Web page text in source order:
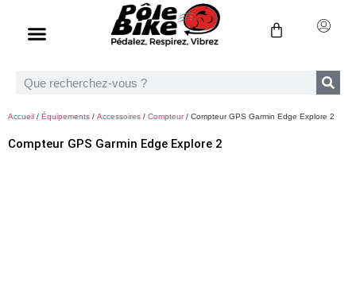
Accueil / Équipements / Accessoires / Compteur/ Compteur GPS Garmin Edge Explore 2
Compteur GPS Garmin Edge Explore 2